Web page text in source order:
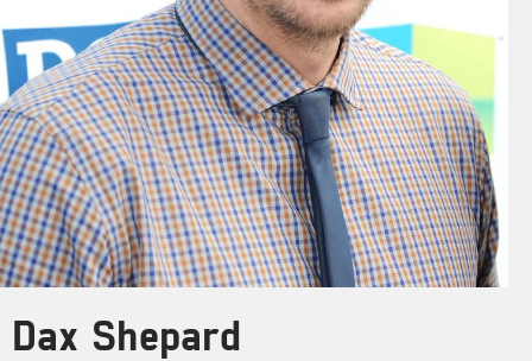
Dax Shepard